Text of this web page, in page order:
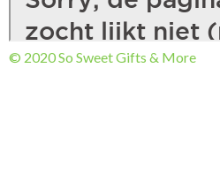
© 2020 So Sweet Gifts & More